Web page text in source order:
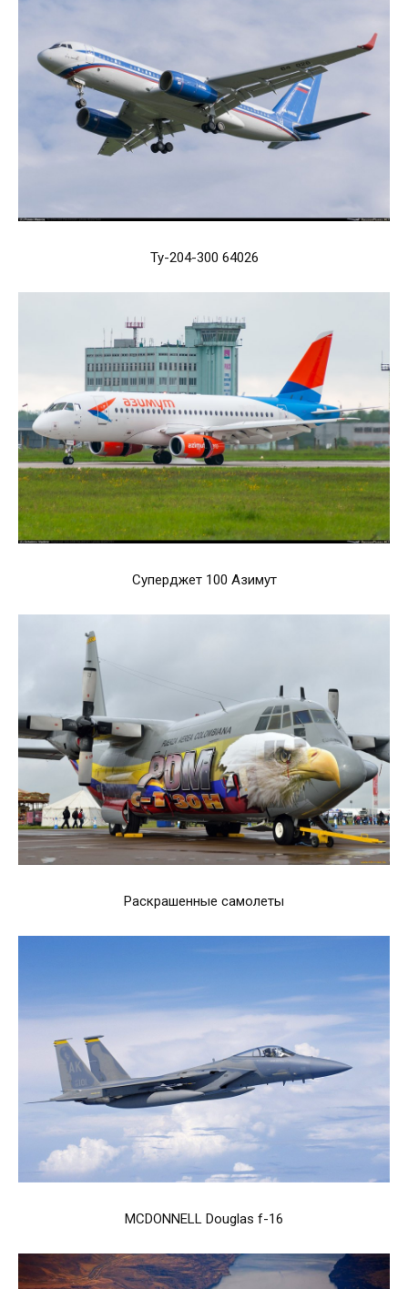
Ту-204-300 64026
Суперджет 100 Азимут
Раскрашенные самолеты
MCDONNELL Douglas f-16